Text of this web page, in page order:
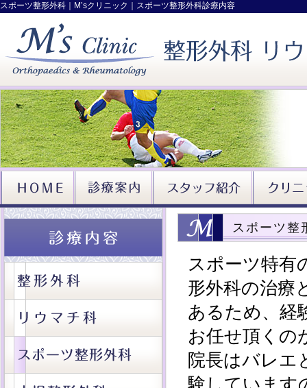
スポーツ整形外科｜M’sクリニック｜スポーツ整形外科診療内容
スポーツ整
スポーツ特有
形外科の治療
あるため、経
お任せ頂くの
院長はバレエ
験しています